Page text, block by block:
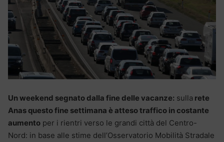
Un weekend segnato dalla fine delle vacanze: sulla rete
Anas questo fine settimana è atteso traffico in costante
aumento per i rientri verso le grandi città del Centro-
Nord: in base alle stime dell’Osservatorio Mobilità Stradale